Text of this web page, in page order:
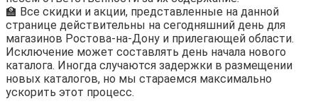
🏫 Все скидки и акции, представленные на данной
странице действительны на сегодняшний день для
магазинов Ростова-на-Дону и прилегающей области.
Исключение может составлять день начала нового
каталога. Иногда случаются задержки в размещении
новых каталогов, но мы стараемся максимально
ускорить этот процесс.